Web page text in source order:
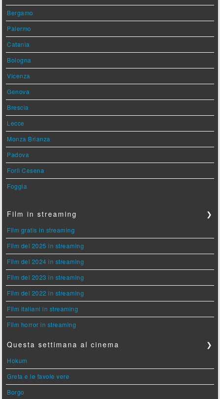
Bergamo
Palermo
Catania
Bologna
Vicenza
Genova
Brescia
Lecce
Monza Brianza
Padova
Forlì Cesena
Foggia
Film in streaming ❯
Film gratis in streaming
Film del 2025 in streaming
Film del 2024 in streaming
Film del 2023 in streaming
Film del 2022 in streaming
Film italiani in streaming
Film horror in streaming
Questa settimana al cinema ❯
Hokum
Greta e le favole vere
Borgo